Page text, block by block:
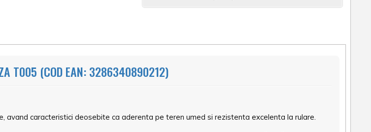
T005 (COD EAN: 3286340890212)
avand caracteristici deosebite ca aderenta pe teren umed si rezistenta excelenta la rulare.